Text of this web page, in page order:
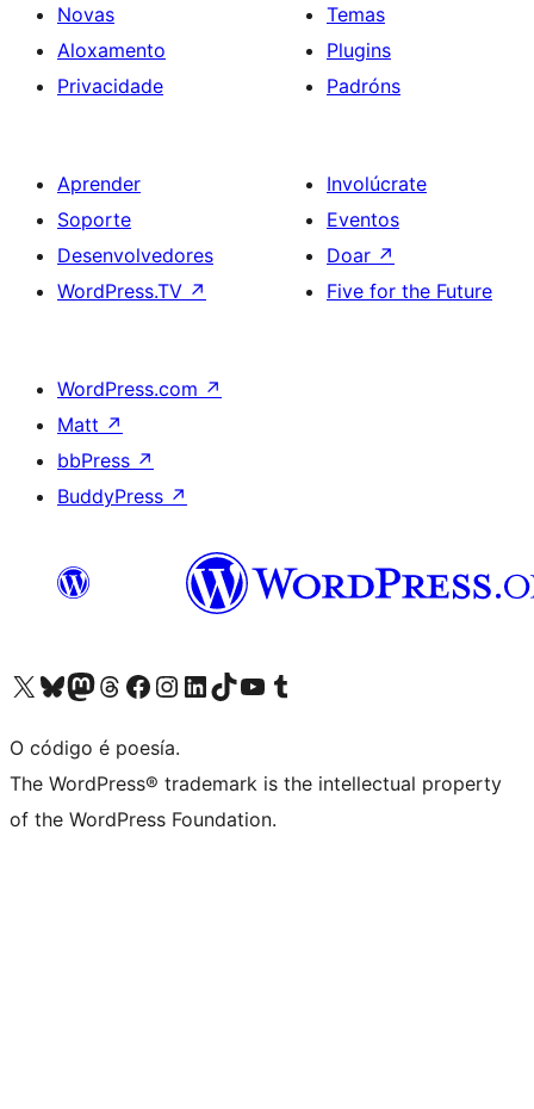
Novas
Aloxamento
Privacidade
Temas
Plugins
Padróns
Aprender
Soporte
Desenvolvedores
WordPress.TV ↗
Involúcrate
Eventos
Doar ↗
Five for the Future
WordPress.com ↗
Matt ↗
bbPress ↗
BuddyPress ↗
Visita la cuenta de X (anteriormente Twitter)
Visita a nosa conta de Bluesky
Visita a nosa conta de Mastodon
Visita a nosa conta de Threads
Visita a nosa páxina de Facebook
Visita a nosa conta de Instagram
Visita a nosa conta de LinkedIn
Visita a nosa conta de TikTok
Visita a nosa canle de YouTube
Visita a nosa conta de Tumblr
O código é poesía.
The WordPress® trademark is the intellectual property
of the WordPress Foundation.